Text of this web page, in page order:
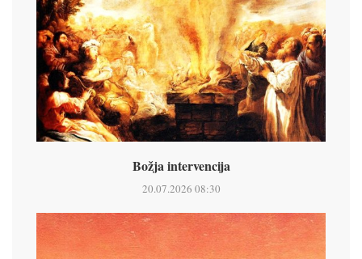
Božja intervencija
20.07.2026 08:30